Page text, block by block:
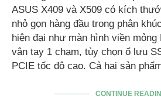
ASUS X409 và X509 có kích
nhỏ gọn hàng đầu trong phân
hiện đại như màn hình viền mỏng
vân tay 1 chạm, tùy chọn ổ lưu
PCIE tốc độ cao. Cả hai sản
CONTINUE